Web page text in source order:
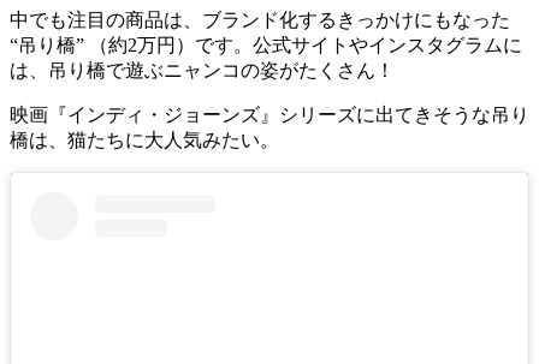
中でも注目の商品は、ブランド化するきっかけにもなった
“吊り橋” （約2万円）です。公式サイトやインスタグラムに
は、吊り橋で遊ぶニャンコの姿がたくさん！
映画『インディ・ジョーンズ』シリーズに出てきそうな吊り
橋は、猫たちに大人気みたい。